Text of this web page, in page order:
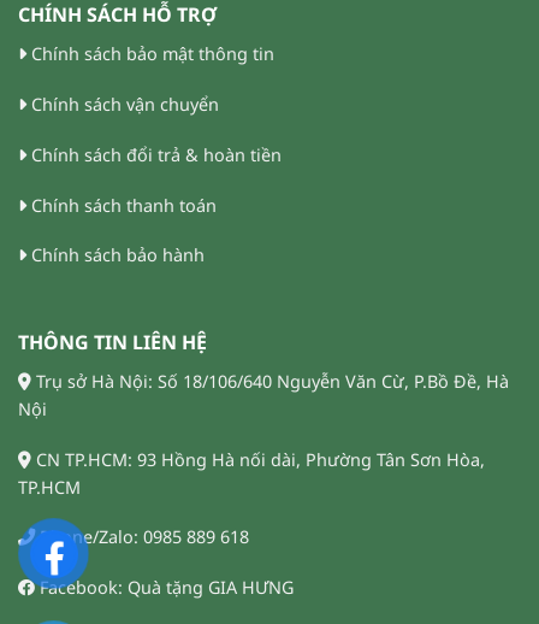
CHÍNH SÁCH HỖ TRỢ
Chính sách bảo mật thông tin
Chính sách vận chuyển
Chính sách đổi trả & hoàn tiền
Chính sách thanh toán
Chính sách bảo hành
THÔNG TIN LIÊN HỆ
Trụ sở Hà Nội: Số 18/106/640 Nguyễn Văn Cừ, P.Bồ Đề, Hà
Nội
CN TP.HCM: 93 Hồng Hà nối dài, Phường Tân Sơn Hòa,
TP.HCM
Phone/Zalo: 0985 889 618
Facebook: Quà tặng GIA HƯNG